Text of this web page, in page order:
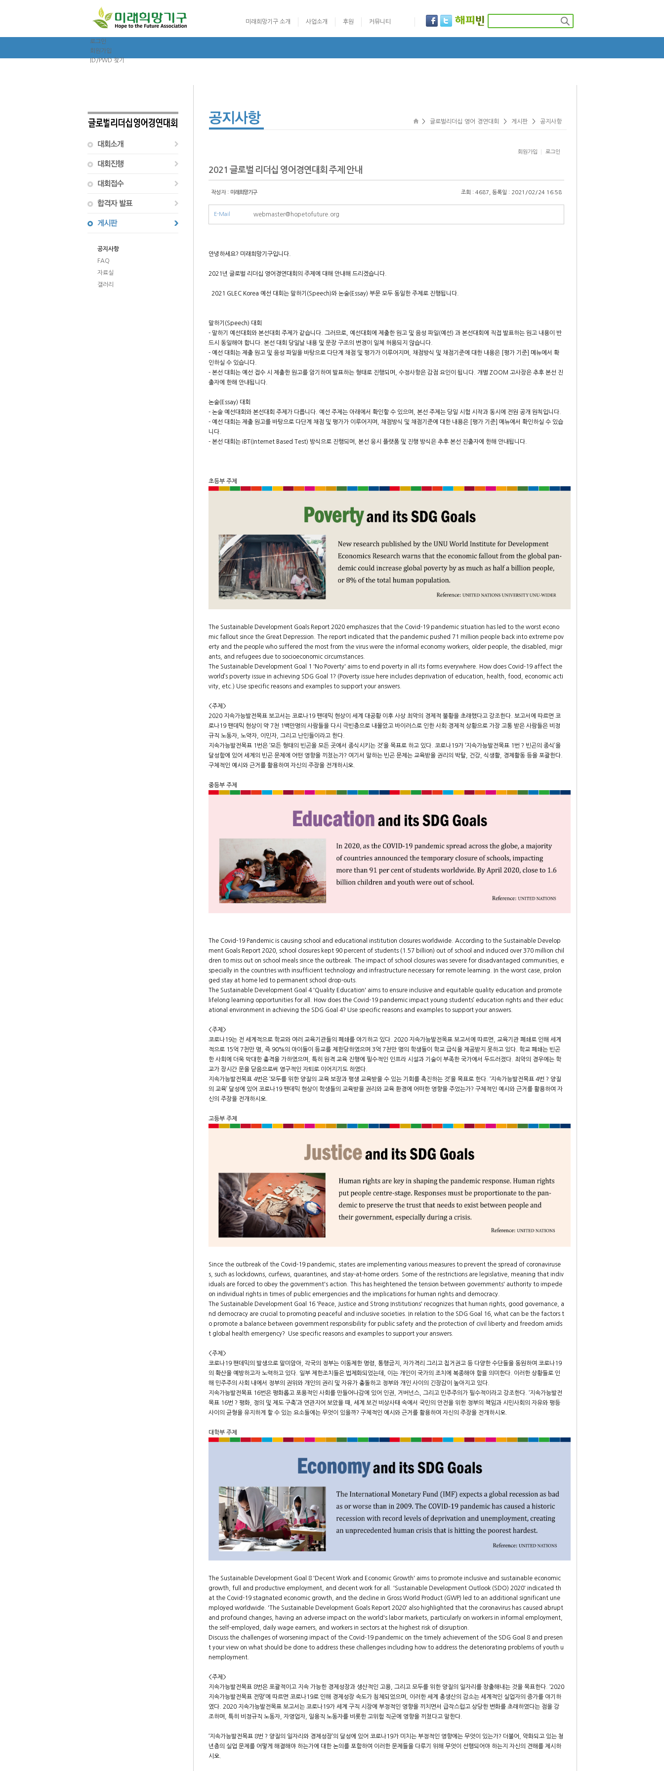
미래희망기구 소개 사업소개 후원 커뮤니티
로그인
회원가입
ID/PWD 찾기
공지사항
FAQ
자료실
갤러리
> 글로벌리더십 영어 경연대회 > 게시판> 공지사항
회원가입 로그인
2021 글로벌 리더십 영어경연대회 주제 안내
조회 : 4687, 등록일 : 2021/02/24 16:58
작성자 : 미래희망기구
E-Mail webmaster@hopetofuture.org
안녕하세요? 미래희망기구입니다.
2021년 글로벌 리더십 영어경연대회의 주제에 대해 안내해 드리겠습니다.
2021 GLEC Korea 예선 대회는 말하기(Speech)와 논술(Essay) 부문 모두 동일한 주제로 진행됩니다.
말하기(Speech) 대회
- 말하기 예선대회와 본선대회 주제가 같습니다. 그러므로, 예선대회에 제출한 원고 및 음성 파일(예선) 과 본선대회에 직접 발표하는 원고 내용이 반
드시 동일해야 합니다. 본선 대회 당일날 내용 및 문장 구조의 변경이 일체 허용되지 않습니다.
- 예선 대회는 제출 원고 및 음성 파일을 바탕으로 다단계 채점 및 평가가 이루어지며, 채점방식 및 채점기준에 대한 내용은 [평가 기준] 메뉴에서 확
인하실 수 있습니다.
- 본선 대회는 예선 접수 시 제출한 원고를 암기하여 발표하는 형태로 진행되며, 수정사항은 감점 요인이 됩니다. 개별 ZOOM 고사장은 추후 본선 진
출자에 한해 안내됩니다.
논술(Essay) 대회
- 논술 예선대회와 본선대회 주제가 다릅니다. 예선 주제는 아래에서 확인할 수 있으며, 본선 주제는 당일 시험 시작과 동시에 전원 공개 원칙입니다.
- 예선 대회는 제출 원고를 바탕으로 다단계 채점 및 평가가 이루어지며, 채점방식 및 채점기준에 대한 내용은 [평가 기준] 메뉴에서 확인하실 수 있습
니다.
- 본선 대회는 iBT(Internet Based Test) 방식으로 진행되며, 본선 응시 플랫폼 및 진행 방식은 추후 본선 진출자에 한해 안내됩니다.
초등부 주제
The Sustainable Development Goals Report 2020 emphasizes that the Covid-19 pandemic situation has led to the worst econo
mic fallout since the Great Depression. The report indicated that the pandemic pushed 71 million people back into extreme pov
erty and the people who suffered the most from the virus were the informal economy workers, older people, the disabled, migr
ants, and refugees due to socioeconomic circumstances.
The Sustainable Development Goal 1 'No Poverty' aims to end poverty in all its forms everywhere. How does Covid-19 affect the
world’s poverty issue in achieving SDG Goal 1? (Poverty issue here includes deprivation of education, health, food, economic acti
vity, etc.) Use specific reasons and examples to support your answers.
<주제>
2020 지속가능발전목표 보고서는 코로나19 팬데믹 현상이 세계 대공황 이후 사상 최악의 경제적 불황을 초래했다고 강조한다. 보고서에 따르면 코
로나19 팬데믹 현상이 약 7천 1백만명의 사람들을 다시 극빈층으로 내몰았고 바이러스로 인한 사회·경제적 상황으로 가장 고통 받은 사람들은 비정
규직 노동자, 노약자, 이민자, 그리고 난민들이라고 한다.
지속가능발전목표 1번은 ‘모든 형태의 빈곤을 모든 곳에서 종식시키는 것’을 목표로 하고 있다. 코로나19가 ‘지속가능발전목표 1번 ? 빈곤의 종식’을
달성함에 있어 세계의 빈곤 문제에 어떤 영향을 끼쳤는가? 여기서 말하는 빈곤 문제는 교육받을 권리의 박탈, 건강, 식생활, 경제활동 등을 포괄한다.
구체적인 예시와 근거를 활용하여 자신의 주장을 전개하시오.
중등부 주제
The Covid-19 Pandemic is causing school and educational institution closures worldwide. According to the Sustainable Develop
ment Goals Report 2020, school closures kept 90 percent of students (1.57 billion) out of school and induced over 370 million chil
dren to miss out on school meals since the outbreak. The impact of school closures was severe for disadvantaged communities, e
specially in the countries with insufficient technology and infrastructure necessary for remote learning. In the worst case, prolon
ged stay at home led to permanent school drop-outs.
The Sustainable Development Goal 4 'Quality Education' aims to ensure inclusive and equitable quality education and promote
lifelong learning opportunities for all. How does the Covid-19 pandemic impact young students’ education rights and their educ
ational environment in achieving the SDG Goal 4? Use specific reasons and examples to support your answers.
<주제>
코로나19는 전 세계적으로 학교와 여러 교육기관들의 폐쇄를 야기하고 있다. 2020 지속가능발전목표 보고서에 따르면, 교육기관 폐쇄로 인해 세계
적으로 15억 7천만 명, 즉 90%의 아이들이 등교를 제한당하였으며 3억 7천만 명의 학생들이 학교 급식을 제공받지 못하고 있다. 학교 폐쇄는 빈곤
한 사회에 더욱 막대한 충격을 가하였으며, 특히 원격 교육 진행에 필수적인 인프라 시설과 기술이 부족한 국가에서 두드러졌다. 최악의 경우에는 학
교가 장시간 문을 닫음으로써 영구적인 자퇴로 이어지기도 하였다.
지속가능발전목표 4번은 ‘모두를 위한 양질의 교육 보장과 평생 교육받을 수 있는 기회를 촉진하는 것’을 목표로 한다. ‘지속가능발전목표 4번 ? 양질
의 교육’ 달성에 있어 코로나19 팬데믹 현상이 학생들의 교육받을 권리와 교육 환경에 어떠한 영향을 주었는가? 구체적인 예시와 근거를 활용하여 자
신의 주장을 전개하시오.
고등부 주제
Since the outbreak of the Covid-19 pandemic, states are implementing various measures to prevent the spread of coronaviruse
s, such as lockdowns, curfews, quarantines, and stay-at-home orders. Some of the restrictions are legislative, meaning that indiv
iduals are forced to obey the government's action. This has heightened the tension between governments' authority to impede
on individual rights in times of public emergencies and the implications for human rights and democracy.
The Sustainable Development Goal 16 'Peace, Justice and Strong Institutions' recognizes that human rights, good governance, a
nd democracy are crucial to promoting peaceful and inclusive societies. In relation to the SDG Goal 16, what can be the factors t
o promote a balance between government responsibility for public safety and the protection of civil liberty and freedom amids
t global health emergency? Use specific reasons and examples to support your answers.
<주제>
코로나19 팬데믹의 발생으로 말미암아, 각국의 정부는 이동제한 명령, 통행금지, 자가격리 그리고 칩거권고 등 다양한 수단들을 동원하여 코로나19
의 확산을 예방하고자 노력하고 있다. 일부 제한조치들은 법제화되었는데, 이는 개인이 국가의 조치에 복종해야 함을 의미한다. 이러한 상황들로 인
해 민주주의 사회 내에서 정부의 권위와 개인의 권리 및 자유가 충돌하고 정부와 개인 사이의 긴장감이 높아지고 있다.
지속가능발전목표 16번은 평화롭고 포용적인 사회를 만들어나감에 있어 인권, 거버넌스, 그리고 민주주의가 필수적이라고 강조한다. ‘지속가능발전
목표 16번 ? 평화, 정의 및 제도 구축’과 연관지어 보았을 때, 세계 보건 비상사태 속에서 국민의 안전을 위한 정부의 책임과 시민사회의 자유와 평등
사이의 균형을 유지하게 할 수 있는 요소들에는 무엇이 있을까? 구체적인 예시와 근거를 활용하여 자신의 주장을 전개하시오.
대학부 주제
The Sustainable Development Goal 8 'Decent Work and Economic Growth' aims to promote inclusive and sustainable economic
growth, full and productive employment, and decent work for all. 'Sustainable Development Outlook (SDO) 2020' indicated th
at the Covid-19 stagnated economic growth, and the decline in Gross World Product (GWP) led to an additional significant une
mployed worldwide. 'The Sustainable Development Goals Report 2020' also highlighted that the coronavirus has caused abrupt
and profound changes, having an adverse impact on the world's labor markets, particularly on workers in informal employment,
the self-employed, daily wage earners, and workers in sectors at the highest risk of disruption.
Discuss the challenges of worsening impact of the Covid-19 pandemic on the timely achievement of the SDG Goal 8 and presen
t your view on what should be done to address these challenges including how to address the deteriorating problems of youth u
nemployment.
<주제>
지속가능발전목표 8번은 포괄적이고 지속 가능한 경제성장과 생산적인 고용, 그리고 모두를 위한 양질의 일자리를 창출해내는 것을 목표한다. ‘2020
지속가능발전목표 전망’에 따르면 코로나19로 인해 경제성장 속도가 침체되었으며, 이러한 세계 총생산의 감소는 세계적인 실업자의 증가를 야기하
였다. 2020 지속가능발전목표 보고서는 코로나19가 세계 구직 시장에 부정적인 영향을 끼치면서 급작스럽고 상당한 변화를 초래하였다는 점을 강
조하며, 특히 비정규직 노동자, 자영업자, 일용직 노동자를 비롯한 고위험 직군에 영향을 끼쳤다고 말한다.
‘지속가능발전목표 8번 ? 양질의 일자리와 경제성장’의 달성에 있어 코로나19가 미치는 부정적인 영향에는 무엇이 있는가? 더불어, 악화되고 있는 청
년층의 실업 문제를 어떻게 해결해야 하는가에 대한 논의를 포함하여 이러한 문제들을 다루기 위해 무엇이 선행되어야 하는지 자신의 견해를 제시하
시오.